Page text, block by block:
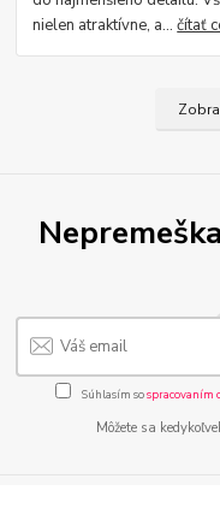
nielen atraktívne, a...čítať
Súhlasím sospracovaním
Môžete sa